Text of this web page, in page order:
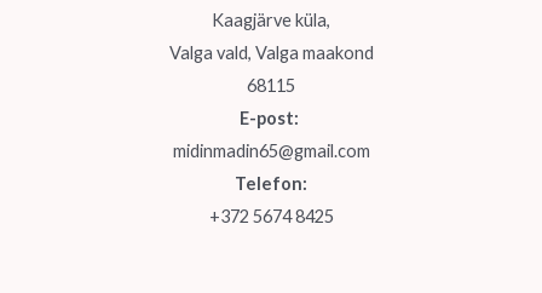
Kaagjärve küla,
Valga vald, Valga maakond
68115
E-post:
midinmadin65@gmail.com
Telefon:
+372 5674 8425